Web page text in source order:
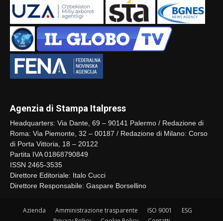
Agenzia di Stampa Italpress
Headquarters: Via Dante, 69 – 90141 Palermo / Redazione di
Roma: Via Piemonte, 32 – 00187 / Redazione di Milano: Corso
di Porta Vittoria, 18 – 20122
Partita IVA 01868790849
ISSN 2465-3535
Direttore Editoriale: Italo Cucci
Direttore Responsabile: Gaspare Borsellino
Azienda Amministrazione trasparente ISO 9001
ESG